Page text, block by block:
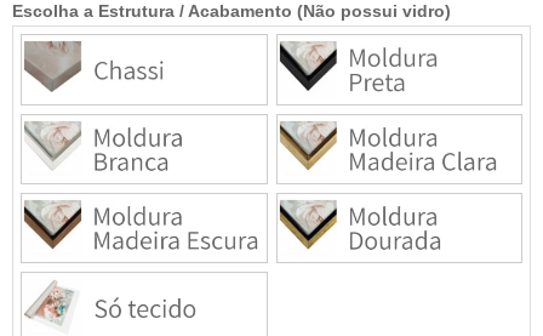
Escolha a Estrutura / Acabamento (Não possui vidro)